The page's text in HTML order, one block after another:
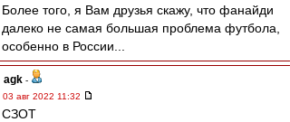
Более того, я Вам друзья скажу, что фанайди
далеко не самая большая проблема футбола,
особенно в России...
agk -
03 авг 2022 11:32
СЗОТ